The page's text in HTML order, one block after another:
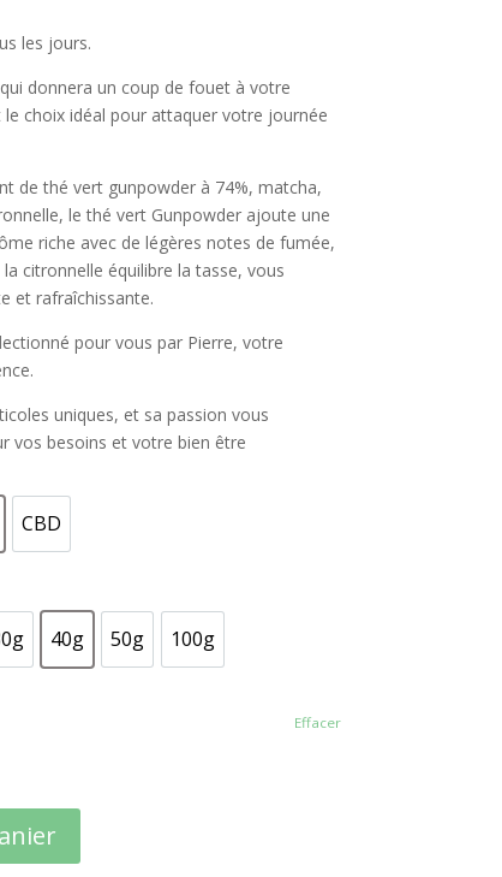
les jours.
donnera un coup de fouet à votre
choix idéal pour attaquer votre journée
de thé vert gunpowder à 74%, matcha,
le thé vert Gunpowder ajoute une
riche avec de légères notes de fumée,
citronnelle équilibre la tasse, vous
et rafraîchissante.
pour vous par Pierre, votre
uniques, et sa passion vous
vos besoins et votre bien être
CBD
CBD
30g 40g
40g 50g
50g 100g
100g
Effacer